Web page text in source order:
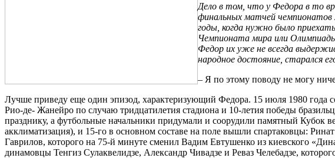
Дело в том, что у Федора в то
финальных матчей чемпионатов
годы, когда нужно было
Чемпионата мира или
Федор их уже не всегда
народное достояние, старался
– Я по этому поводу не могу
Лучше приведу еще один эпизод, характеризующий Федора. 15 июля 1980 года
Рио-де- Жанейро по случаю тридцатилетия стадиона и 10-летия победы
празднику, а футбольные начальники придумали и соорудили памятный Кубок
акклиматизация), и 15-го в основном составе на поле вышли спартаковцы:
Гаврилов, которого на 75-й минуте сменил Вадим Евтушенко из киевского
динамовцы Тенгиз Сулаквелидзе, Александр Чивадзе и Реваз Челебадзе,